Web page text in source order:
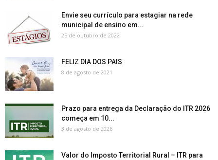
Envie seu currículo para estagiar na rede
municipal de ensino em...
25 de outubro de 2022
FELIZ DIA DOS PAIS
8 de agosto de 2021
Prazo para entrega da Declaração do ITR 2026
começa em 10...
3 de agosto de 2026
Valor do Imposto Territorial Rural – ITR para